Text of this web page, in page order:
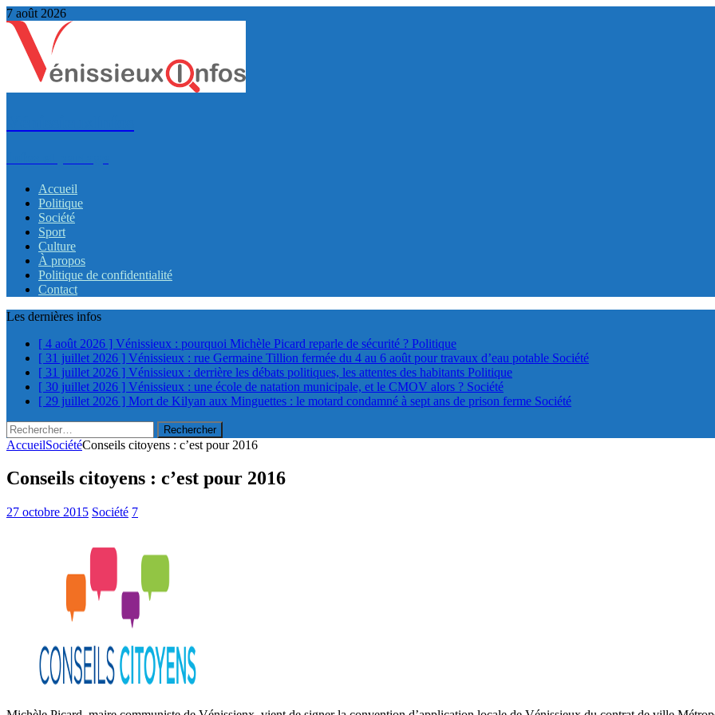
7 août 2026
Accueil
Politique
Société
Sport
Culture
À propos
Politique de confidentialité
Contact
Les dernières infos
[ 4 août 2026 ] Vénissieux : pourquoi Michèle Picard reparle de sécurité ? Politique
[ 31 juillet 2026 ] Vénissieux : rue Germaine Tillion fermée du 4 au 6 août pour travaux d’eau potable Société
[ 31 juillet 2026 ] Vénissieux : derrière les débats politiques, les attentes des habitants Politique
[ 30 juillet 2026 ] Vénissieux : une école de natation municipale, et le CMOV alors ? Société
[ 29 juillet 2026 ] Mort de Kilyan aux Minguettes : le motard condamné à sept ans de prison ferme Société
Rechercher :
AccueilSociétéConseils citoyens : c’est pour 2016
Conseils citoyens : c’est pour 2016
27 octobre 2015 Société 7